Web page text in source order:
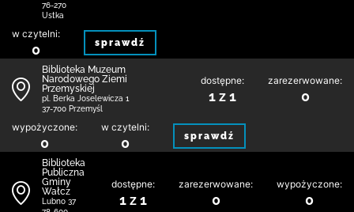
76-270
Ustka
w czytelni:
0 sprawdź
Biblioteka Muzeum
Narodowego Ziemi
Przemyskiej
pl. Berka Joselewicza 1
37-700 Przemyśl
dostępne:
1 z 1
zarezerwowane:
0
wypożyczone:
0
w czytelni:
0 sprawdź
Biblioteka
Publiczna
Gminy
Wałcz
Lubno 37
dostępne:
1 z 1
zarezerwowane:
0
wypożyczone:
0